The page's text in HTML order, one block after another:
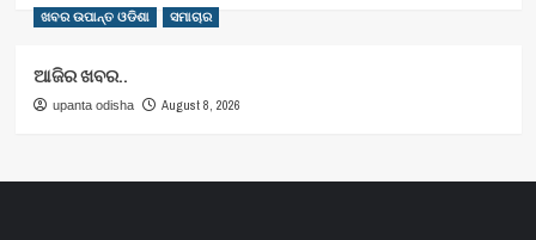
ଖବର ଉପାନ୍ତ ଓଡିଶା ସମାଚାର
ଆଜିର ଖବର..
upanta odisha August 8, 2026